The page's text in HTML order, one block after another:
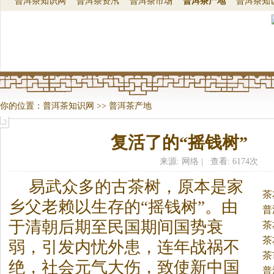
你的位置： 普洱茶知识网 >> 普洱茶产地
复活了的“摇钱树”
来源: 网络 | 查看: 6174次
普
茶
茶
茶
普
易武众多的古茶树，原本是家
乡父老赖以生存的“摇钱树”。 由
于清朝后期至民国期间国势衰
弱，引发内忧外患，连年战祸不
绝，社会元气大伤，致使新中国